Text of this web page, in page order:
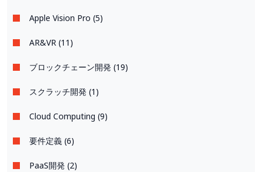
Apple Vision Pro (5)
AR&VR (11)
ブロックチェーン開発 (19)
スクラッチ開発 (1)
Cloud Computing (9)
要件定義 (6)
PaaS開発 (2)